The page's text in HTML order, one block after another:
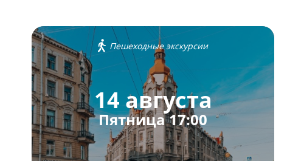
Пешеходные экскурсии
14 августа
Пятница 17:00